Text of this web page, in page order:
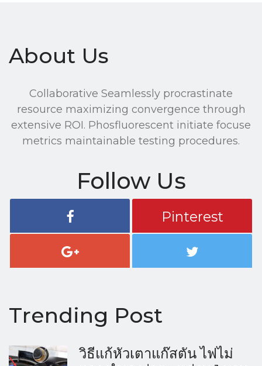
About Us
Collaborative Seamlessly procrastinate
resource maximizing convergence through
extensive ROI. Phosfluorescent initiate focuse
metrics maintainable testing procedures.
Follow Us
Pinterest
Trending Post
วิธีแก้หัวเตาแก๊สตัน ไฟไม่